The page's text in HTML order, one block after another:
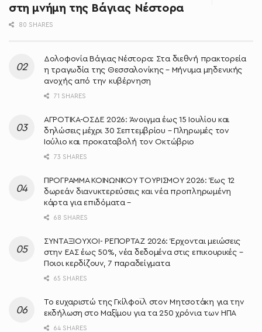
στη μνήμη της Βάγιας Νέστορα
80 SHARES
Δολοφονία Βάγιας Νέστορα: Στα διεθνή πρακτορεία
η τραγωδία της Θεσσαλονίκης – Μήνυμα μηδενικής
ανοχής από την κυβέρνηση
71 SHARES
ΑΓΡΟΤΙΚΑ-ΟΣΔΕ 2026: Άνοιγμα έως 15 Ιουλίου και
δηλώσεις μέχρι 30 Σεπτεμβρίου – Πληρωμές τον
Ιούλιο και προκαταβολή τον Οκτώβριο
73 SHARES
ΠΡΟΓΡΑΜΜΑ ΚΟΙΝΩΝΙΚΟΥ ΤΟΥΡΙΣΜΟΥ 2026: Έως 12
δωρεάν διανυκτερεύσεις και νέα προπληρωμένη
κάρτα για επιδόματα –
68 SHARES
ΣΥΝΤΑΞΙΟΥΧΟΙ- ΡΕΠΟΡΤΑΖ 2026: Έρχονται μειώσεις
στην ΕΑΣ έως 50%, νέα δεδομένα στις επικουρικές –
Ποιοι κερδίζουν, 7 παραδείγματα
65 SHARES
Το ευχαριστώ της Γκίλφοϊλ στον Μητσοτάκη για την
εκδήλωση στο Μαξίμου για τα 250 χρόνια των ΗΠΑ
64 SHARES